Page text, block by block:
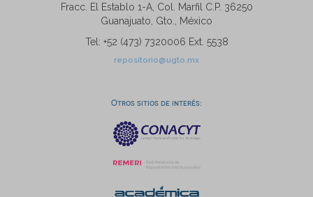
Fracc. El Establo 1-A, Col. Marfil C.P. 36250
Guanajuato, Gto., México
Tel: +52 (473) 7320006 Ext. 5538
repositorio@ugto.mx
Otros sitios de interés: